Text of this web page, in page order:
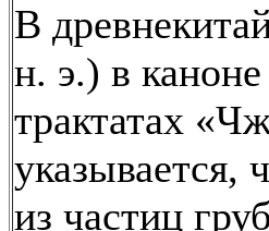
В
н. э.) в
трактатах
указывается,
из частиц